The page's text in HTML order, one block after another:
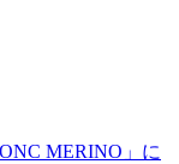
MERINO」に